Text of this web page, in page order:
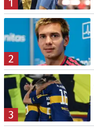
1
2
3